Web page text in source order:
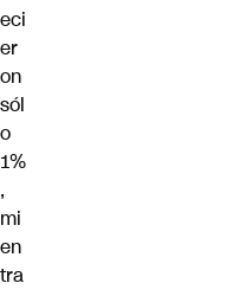
eci
er
on
sól
o
1%
,
mi
en
tra